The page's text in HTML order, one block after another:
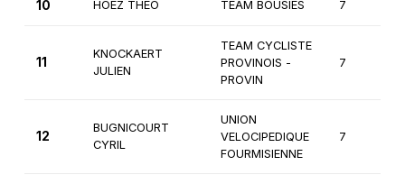
10 HOEZ THEO TEAM BOUSIES 7
11
KNOCKAERT
JULIEN
TEAM CYCLISTE
PROVINOIS -
PROVIN
7
12
BUGNICOURT
CYRIL
UNION
VELOCIPEDIQUE
FOURMISIENNE
7